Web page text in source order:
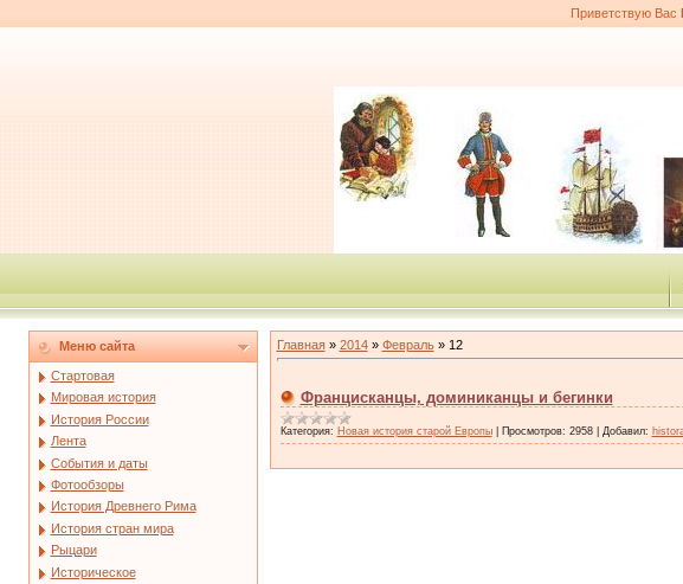
Приветствую Вас
Меню сайта
Стартовая
Мировая история
История России
Лента
События и даты
Фотообзоры
История Древнего Рима
История стран мира
Рыцари
Историческое
Главная» 2014 » Февраль » 12
Францисканцы, доминиканцы и бегинки
Категория: Новая история старой Европы Просмотров: 2958 Добавил: